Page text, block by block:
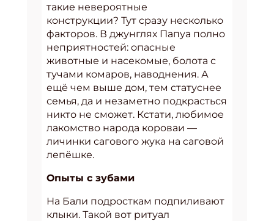
такие невероятные
конструкции? Тут сразу несколько
факторов. В джунглях Папуа полно
неприятностей: опасные
животные и насекомые, болота с
тучами комаров, наводнения. А
ещё чем выше дом, тем статуснее
семья, да и незаметно подкрасться
никто не сможет. Кстати, любимое
лакомство народа короваи —
личинки сагового жука на саговой
лепёшке.
Опыты с зубами
На Бали подросткам подпиливают
клыки. Такой вот ритуал